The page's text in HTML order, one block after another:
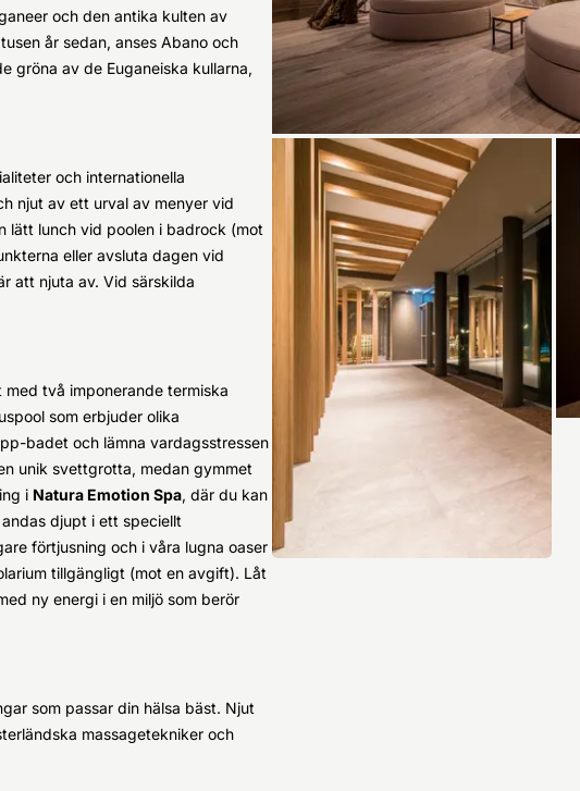
och den antika kulten av
år sedan, anses Abano och
gröna av de Euganeiska kullarna,
och internationella
njut av ett urval av menyer vid
lätt lunch vid poolen i badrock (mot
eller avsluta dagen vid
att njuta av. Vid särskilda
två imponerande termiska
som erbjuder olika
badet och lämna vardagsstressen
unik svettgrotta, medan gymmet
i Natura Emotion Spa, där du kan
djupt i ett speciellt
förtjusning och i våra lugna oaser
tillgängligt (mot en avgift). Låt
ny energi i en miljö som berör
som passar din hälsa bäst. Njut
massagetekniker och